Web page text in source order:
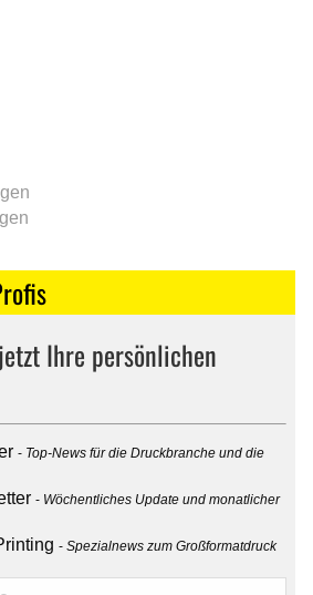
Ihre persönlichen
Top-News für die Druckbranche und die
Wöchentliches Update und monatlicher
Spezialnews zum Großformatdruck